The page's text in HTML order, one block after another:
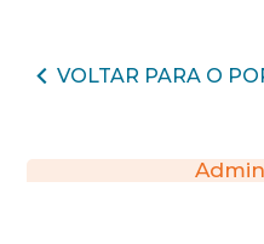
VOLTAR PARA O